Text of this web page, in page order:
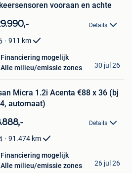
vooraan en achte
Details
911 km
Financiering mogelijk
Alle milieu/emissie zones
30 jul 26
Micra 1.2i Acenta €88 x 36 (bj
automaat)
Details
91.474 km
Financiering mogelijk
Alle milieu/emissie zones
26 jul 26